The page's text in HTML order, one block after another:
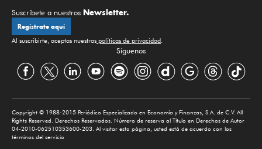
Suscríbete a nuestros Newsletter.
Regístrate aquí
Al suscribirte, aceptas nuestras políticas de privacidad
Síguenos
Copyright © 1988-2015 Periódico Especializado en Economía y Finanzas, S.A. de C.V. All
Rights Reserved. Derechos Reservados. Número de reserva al Título en Derechos de Autor
04-2010-062510353600-203. Al visitar esta página, usted está de acuerdo con los
términos del servicio